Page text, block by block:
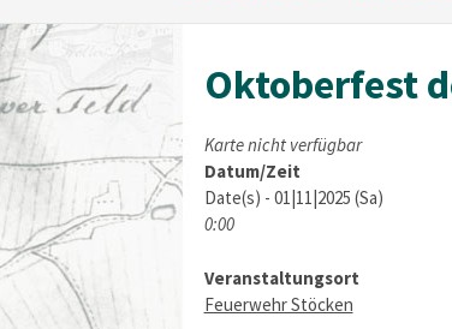
Oktoberfest
Karte nicht verfügbar
Datum/Zeit
Date(s) - 01|11|2025 (Sa)
0:00
Veranstaltungsort
Feuerwehr Stöcken